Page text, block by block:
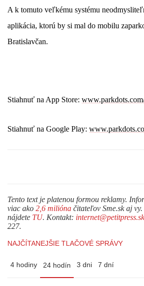
A k tomuto veľkému systému
aplikácia, ktorú by si mal do mobilu
Bratislavčan.
Stiahnuť na App Store: w
Stiahnuť na Google Play:
Tento text je platenou formou reklamy.
viac ako 2,6 milióna čitateľov Sme.sk aj
nájdete TU. Kontakt: internet@petitpress.sk
227.
NAJČÍTANEJŠIE TLAČOVÉ SPRÁVY
4 hodiny 24 hodín 3 dni 7 dní